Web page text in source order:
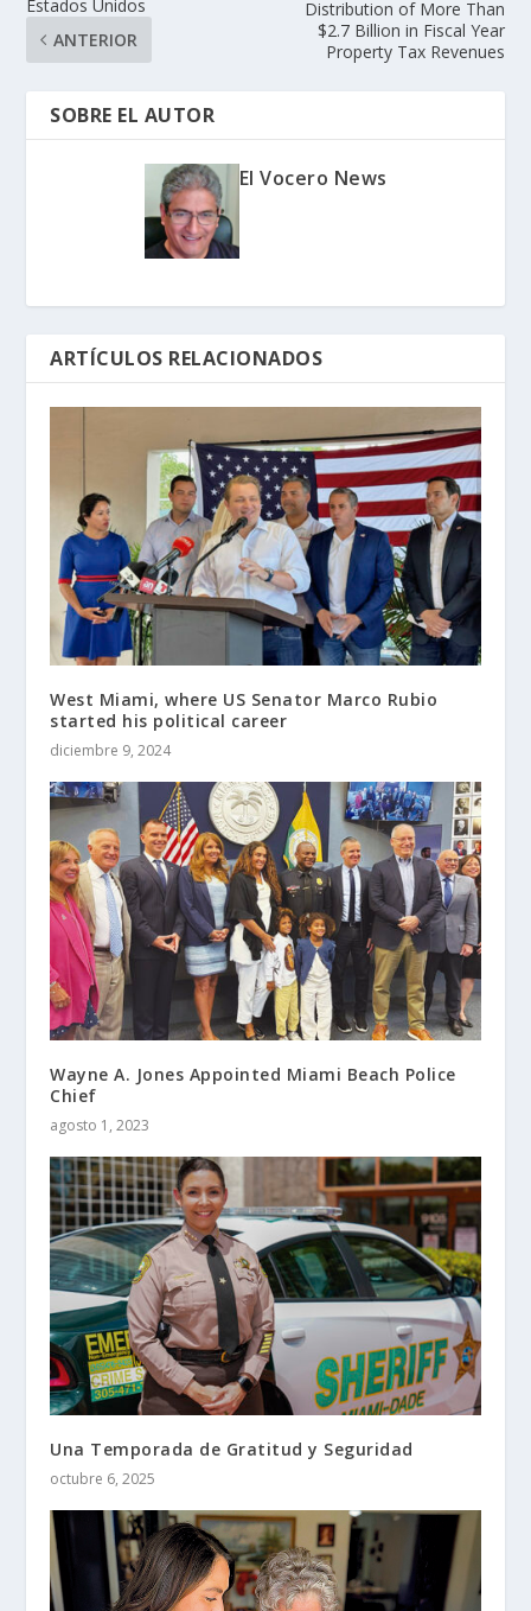
Estados Unidos
ANTERIOR
Distribution of More Than
$2.7 Billion in Fiscal Year
Property Tax Revenues
SOBRE EL AUTOR
El Vocero News
ARTÍCULOS RELACIONADOS
West Miami, where US Senator Marco Rubio
started his political career
diciembre 9, 2024
Wayne A. Jones Appointed Miami Beach Police
Chief
agosto 1, 2023
Una Temporada de Gratitud y Seguridad
octubre 6, 2025